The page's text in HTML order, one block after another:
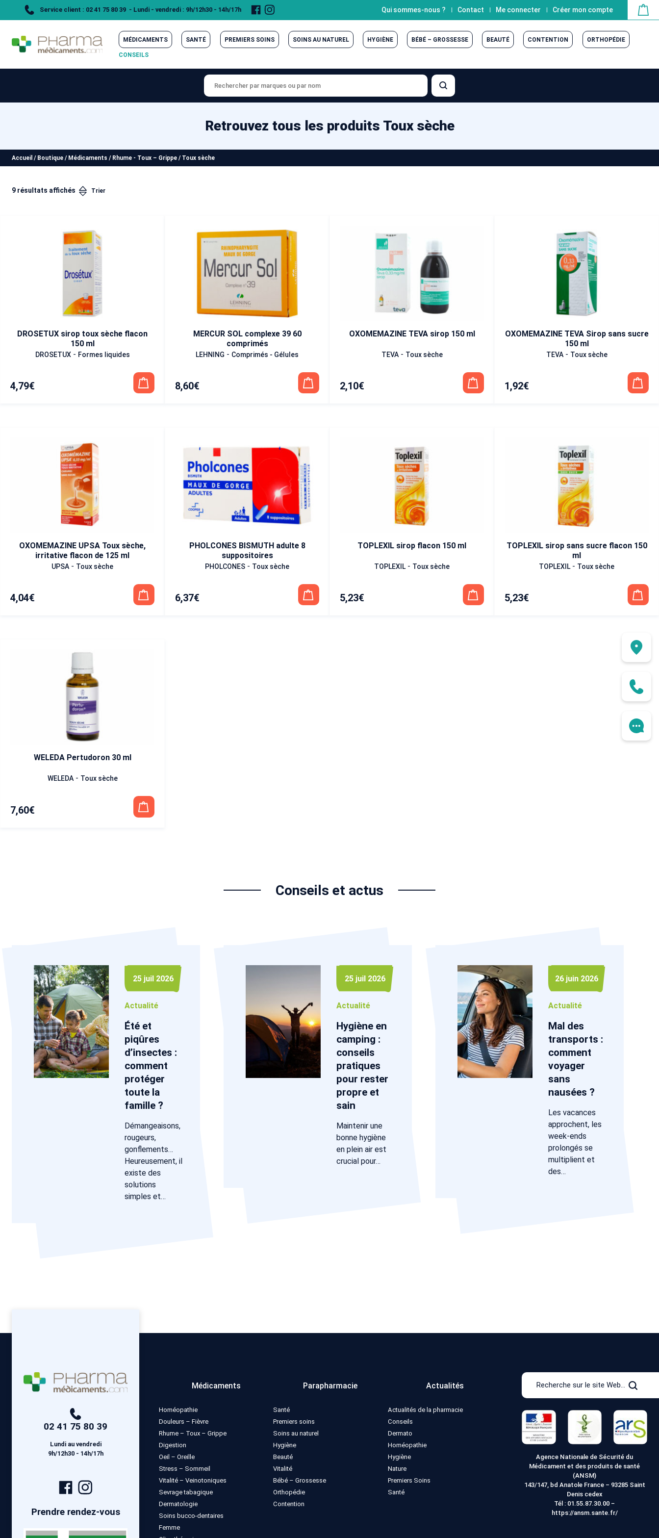
Service client : 02 41 75 80 39 - Lundi - vendredi : 9h/12h30 - 14h/17h
Page
Facebook
Instagram
Qui sommes-nous ? Contact Me connecter Créer mon compte
MÉDICAMENTS SANTÉ PREMIERS SOINS SOINS AU NATUREL HYGIÈNE BÉBÉ – GROSSESSE BEAUTÉ CONTENTION ORTHOPÉDIE
CONSEILS
Retrouvez tous les produits Toux sèche
Accueil / Boutique / Médicaments / Rhume - Toux – Grippe / Toux sèche
9 résultats affichés
DROSETUX sirop toux sèche flacon
150 ml
DROSETUX - Formes liquides
4,79€
MERCUR SOL complexe 39 60
comprimés
LEHNING - Comprimés - Gélules
8,60€
OXOMEMAZINE TEVA sirop 150 ml
TEVA - Toux sèche
2,10€
OXOMEMAZINE TEVA Sirop sans sucre
150 ml
TEVA - Toux sèche
1,92€
OXOMEMAZINE UPSA Toux sèche,
irritative flacon de 125 ml
UPSA - Toux sèche
4,04€
PHOLCONES BISMUTH adulte 8
suppositoires
PHOLCONES - Toux sèche
6,37€
TOPLEXIL sirop flacon 150 ml
TOPLEXIL - Toux sèche
5,23€
TOPLEXIL sirop sans sucre flacon 150
ml
TOPLEXIL - Toux sèche
5,23€
WELEDA Pertudoron 30 ml
WELEDA - Toux sèche
7,60€
Conseils et actus
25 juil 2026
Actualité
Été et
piqûres
d’insectes :
comment
protéger
toute la
famille ?
Démangeaisons,
rougeurs,
gonflements…
Heureusement, il
existe des
solutions
simples et…
25 juil 2026
Actualité
Hygiène en
camping :
conseils
pratiques
pour rester
propre et
sain
Maintenir une
bonne hygiène
en plein air est
crucial pour…
26 juin 2026
Actualité
Mal des
transports :
comment
voyager
sans
nausées ?
Les vacances
approchent, les
week-ends
prolongés se
multiplient et
des…
02 41 75 80 39
Lundi au vendredi
9h/12h30 - 14h/17h
Page
Facebook
Prendre rendez-vous
Médicaments
Homéopathie
Douleurs – Fièvre
Rhume – Toux – Grippe
Digestion
Oeil – Oreille
Stress – Sommeil
Vitalité – Veinotoniques
Sevrage tabagique
Dermatologie
Soins bucco-dentaires
Femme
Parapharmacie
Santé
Premiers soins
Soins au naturel
Hygiène
Beauté
Vitalité
Bébé – Grossesse
Orthopédie
Contention
Actualités
Actualités de la pharmacie
Conseils
Dermato
Homéopathie
Hygiène
Nature
Premiers Soins
Santé
Recherche
le
site
Web
Agence Nationale de Sécurité du
Médicament et des produits de santé
(ANSM)
143/147, bd Anatole France – 93285 Saint
Denis cedex
Tél : 01.55.87.30.00 –
https://ansm.sante.fr/